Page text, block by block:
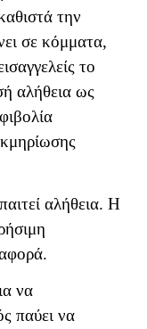
την
σε κόμματα,
το
αλήθεια ως
αλήθεια. Η
να
παύει να